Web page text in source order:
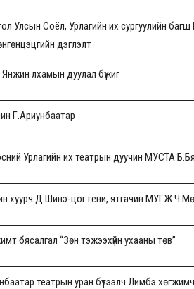
Улсын Соёл, Урлагийн их сургуулийн
дэглэлт
Янжин лхамын дуулал бүжиг
Г.Ариунбаатар
Урлагийн их театрын дуучин МУСТА
хуурч Д.Шинэ-цог гени, ятгачин МУГЖ
бясалгал “Зөн тэжээхүйн ухааны төв”
театрын уран бүтээлч Лимбэ